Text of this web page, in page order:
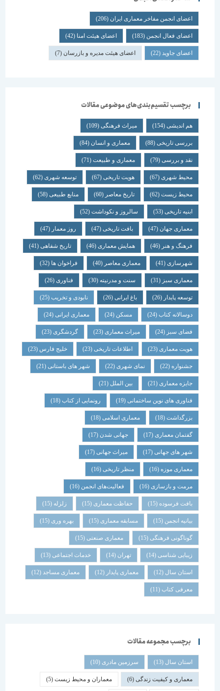
اعضای انجمن مفاخر معماری ایران (206)
اعضای فعال انجمن(183) اعضای هیئت امنا(42)
اعضای جاوید(22) اعضای هیئت مدیره و بازرسان(7)
برچسب تقسیم‌بندی‌های موضوعی مقالات
هم اندیشی (154) میراث فرهنگی (109)
بررسی تاریخی (88) معماری و انسان (84)
نقد و بررسی (79) معماری و طبیعت (71)
محیط شهری(67) هویت تاریخی(67) توسعه شهری(62)
محیط زیست(62) تاریخ معاصر(60) منابع طبیعی(58)
ابنیه تاریخی(53) سالروز و نکوداشت(52)
معماری جهان (47) بافت تاریخی(47) روز معمار(47)
فرهنگ و هنر(46) همایش معماری (46) تاریخ شفاهی (41)
شهرسازی(41) معماری معاصر(40) فراخوان ها (32)
معماری سبز(31) سنت و مدرنیته(30) فناوری (26)
توسعه پایدار(26) باغ ایرانی(26) نابودی و تخریب(25)
دوسالانه کتاب(24) مسکن (24) معماری ایرانی(24)
فضای سبز(24) میراث معماری (23) گردشگری (23)
هویت معماری (23) اطلاعات تاریخی(23) خلیج فارس(23)
جشنواره(22) نمای شهری(22) شهر های باستانی (21)
جایزه معماری (21) بین الملل(21)
فناوری های نوین ساختمانی(19) رونمایی از کتاب (18)
بزرگداشت (18) معماری اسلامی(18)
گفتمان معماری (17) جهانی شدن(17)
شهر های جهانی(17) میراث جهانی(17)
معماری موزه(16) منظر تاریخی (16)
مرمت و بازسازی(16) فعالیت‌های انجمن(16)
بافت فرسوده (15) حفاظت معماری (15) زلزله
بیانیه انجمن(15) مسابقه معماری (15) بهره وری(15)
گوناگونی فرهنگی (15) معماری صنعتی(15)
زیبایی شناسی (14) تهران خدمات اجتماعی (13)
استان سال(12) معماری پایدار (12) معماری مساجد(12)
معرفی کتاب(11)
برچسب مجموعه مقالات
استان سال(13) سرزمین مادری(10)
معماری و کیفیت زندگی(6) معماران و محیط زیست(5)